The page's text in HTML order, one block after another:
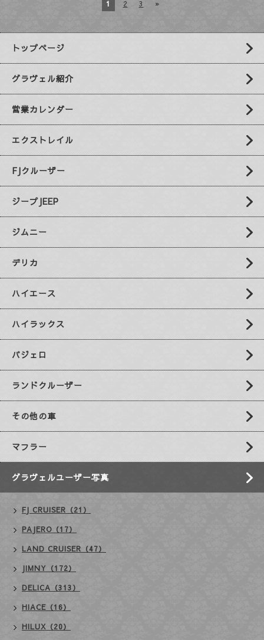
1 2 3 »
トップページ
グラヴェル紹介
営業カレンダー
エクストレイル
FJクルーザー
ジープJEEP
ジムニー
デリカ
ハイエース
ハイラックス
パジェロ
ランドクルーザー
その他の車
マフラー
グラヴェルユーザー写真
FJ CRUISER（21）
PAJERO（17）
LAND CRUISER（47）
JIMNY（172）
DELICA（313）
HIACE（16）
HILUX（20）